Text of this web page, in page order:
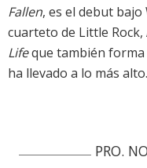
Fallen, es el debut bajo
cuarteto de Little Rock,
Lifeque también forma
ha llevado a lo más alto.
PRO.